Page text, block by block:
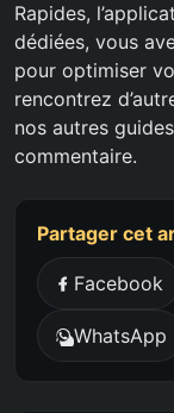
Rapides,
dédiées, vous
pour optimiser
rencontrez
nos autres
commentaire.
Partager cet
Facebook
WhatsApp